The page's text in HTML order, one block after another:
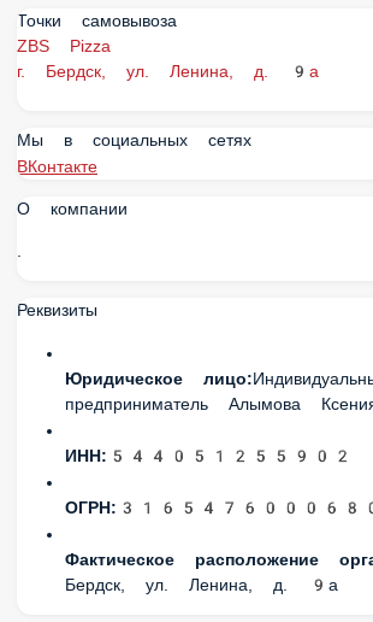
Точки самовывоза
ZBS Pizza
г. Бердск, ул. Ленина, д. 9а
Мы в социальных сетях
ВКонтакте
О компании
Реквизиты
Юридическое лицо:
предприниматель Алымова
ИНН: 544051255902
ОГРН:
Фактическое расположение
Бердск, ул. Ленина, д. 9а